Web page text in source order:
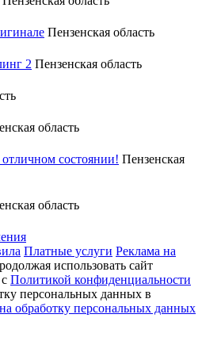
Пензенская область
2 Пензенская область
область
cоcтоянии! Пензенская
область
Платные услуги Реклама на
использовать сайт
Политикой конфиденциальности
персональных данных в
обработку персональных данных